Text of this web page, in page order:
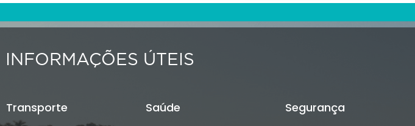
INFORMAÇÕES ÚTEIS
Transporte Saúde Segurança